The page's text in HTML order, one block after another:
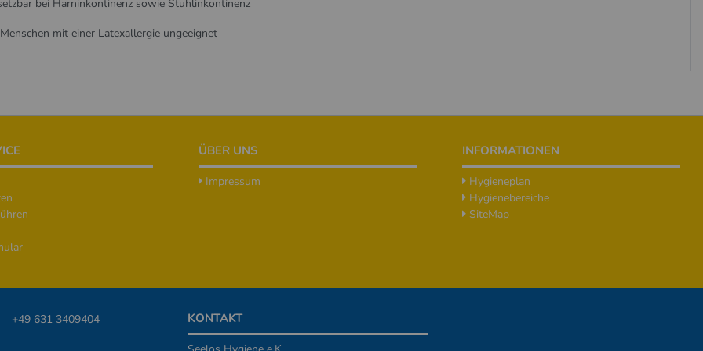
bei Harninkontinenz sowie Stuhlinkontinenz
mit einer Latexallergie ungeeignet
ÜBER UNS
Impressum
INFORMATIONEN
Hygieneplan
Hygienebereiche
SiteMap
+49 631 3409404 KONTAKT